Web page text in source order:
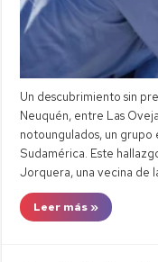
Un descubrimiento sin
Neuquén, entre Las
notoungulados, un
Sudamérica. Este
Jorquera, una vecina de
Leer más »